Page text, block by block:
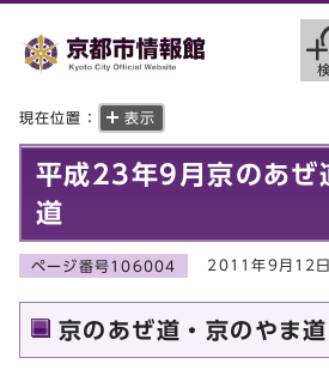
現在位置： 表示
平成23年9月京のあぜ
道
ページ番号106004 2011年9月12日
京のあぜ道・京のやま道